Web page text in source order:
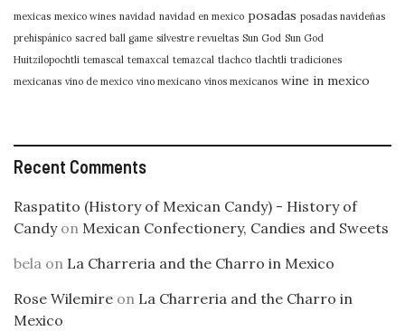
mexicas mexico wines navidad navidad en mexico posadas posadas navideñas
prehispánico sacred ball game silvestre revueltas Sun God Sun God
Huitzilopochtli temascal temaxcal temazcal tlachco tlachtli tradiciones
mexicanas vino de mexico vino mexicano vinos mexicanos wine in mexico
Recent Comments
Raspatito (History of Mexican Candy) - History of
Candyon Mexican Confectionery, Candies and Sweets
bela on La Charreria and the Charro in Mexico
Rose Wilemire on La Charreria and the Charro in
Mexico